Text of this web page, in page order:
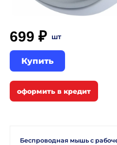
699 ₽ шт
Купить
Беспроводная мышь с